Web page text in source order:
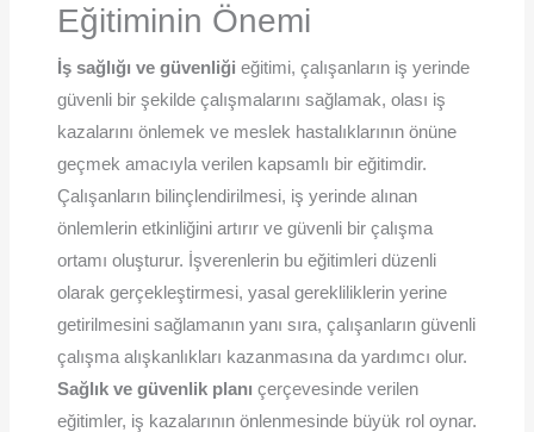
Eğitiminin Önemi
İş sağlığı ve güvenliği eğitimi, çalışanların iş yerinde
güvenli bir şekilde çalışmalarını sağlamak, olası iş
kazalarını önlemek ve meslek hastalıklarının önüne
geçmek amacıyla verilen kapsamlı bir eğitimdir.
Çalışanların bilinçlendirilmesi, iş yerinde alınan
önlemlerin etkinliğini artırır ve güvenli bir çalışma
ortamı oluşturur. İşverenlerin bu eğitimleri düzenli
olarak gerçekleştirmesi, yasal gerekliliklerin yerine
getirilmesini sağlamanın yanı sıra, çalışanların güvenli
çalışma alışkanlıkları kazanmasına da yardımcı olur.
Sağlık ve güvenlik planı çerçevesinde verilen
eğitimler, iş kazalarının önlenmesinde büyük rol oynar.